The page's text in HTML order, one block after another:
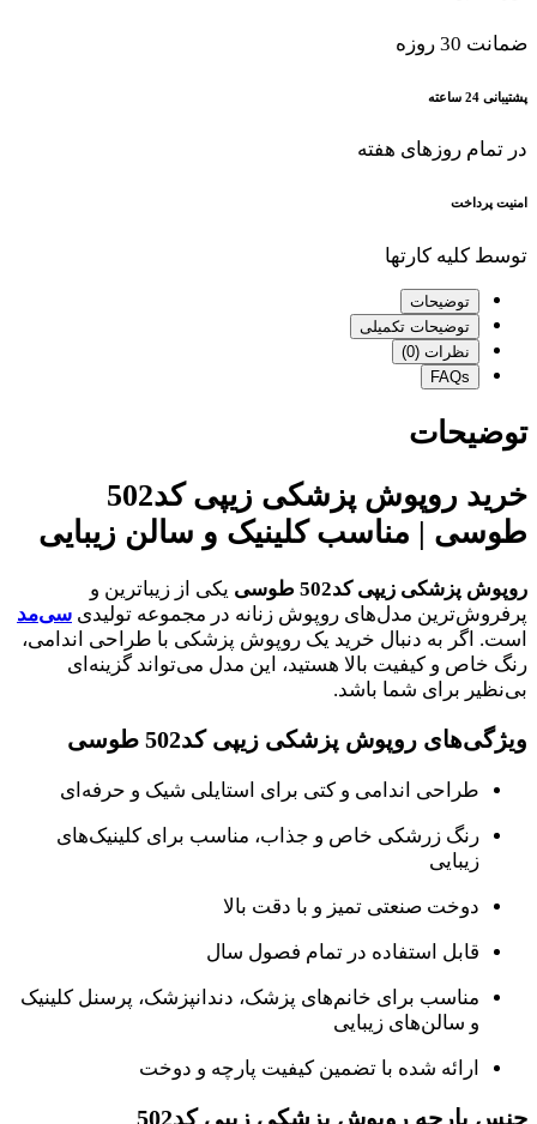
ضمانت 30 روزه
پشتیبانی 24 ساعته
در تمام روزهای هفته
امنیت پرداخت
توسط کلیه کارتها
توضیحات
توضیحات تکمیلی
نظرات (0)
FAQs
توضیحات
خرید روپوش پزشکی زیپی کد502
طوسی | مناسب کلینیک و سالن زیبایی
روپوش پزشکی زیپی کد502 طوسی
یکی از زیباترین و
پرفروش‌ترین مدل‌های روپوش زنانه در مجموعه تولیدی سی‌مد
است. اگر به دنبال خرید یک روپوش پزشکی با طراحی اندامی،
رنگ خاص و کیفیت بالا هستید، این مدل می‌تواند گزینه‌ای
بی‌نظیر برای شما باشد.
ویژگی‌های روپوش پزشکی زیپی کد502 طوسی
طراحی اندامی و کتی برای استایلی شیک و حرفه‌ای
رنگ زرشکی خاص و جذاب، مناسب برای کلینیک‌های
زیبایی
دوخت صنعتی تمیز و با دقت بالا
قابل استفاده در تمام فصول سال
مناسب برای خانم‌های پزشک، دندانپزشک، پرسنل کلینیک
و سالن‌های زیبایی
ارائه شده با تضمین کیفیت پارچه و دوخت
جنس پارچه روپوش پزشکی زیپی کد502